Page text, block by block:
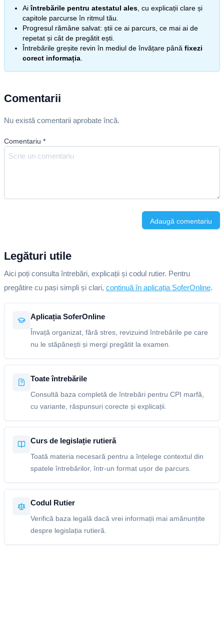
Aiîntrebările pentru atestatul ales , cu explicații clare și
capitole parcurse în ritmul tău.
Progresul rămâne salvat: știi ce ai parcurs, ce mai ai de
repetat și cât de pregătit ești.
Întrebările greșite revin în mediul de învățare până fixezi
corect informația
Comentarii
Nu există comentarii aprobate încă.
Comentariu *
Adaugă comentariu
Legături utile
Aici poți consulta întrebări, explicații și codul rutier. Pentru
pregătire cu pași simpli și clari, continuă în aplicația SoferOnline.
Aplicația SoferOnline
Învață organizat, fără stres, revizuind întrebările pe care
nu le stăpânești și mergi pregătit la examen.
Toate întrebările
Consultă baza completă de întrebări pentru CPI marfă,
cu variante, răspunsuri corecte și explicații.
Curs de legislație rutieră
Toată materia necesară pentru a înțelege contextul din
spatele întrebărilor, într-un format ușor de parcurs.
Codul Rutier
Verifică baza legală dacă vrei informații mai amănunțite
despre legislația rutieră.